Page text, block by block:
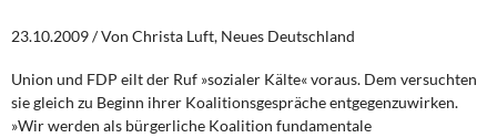
Steuer- und Finanzpolitik
23.10.2009 / Von Christa Luft, Neues Deutschland
Union und FDP eilt der Ruf »sozialer Kälte« voraus. Dem versuchten
sie gleich zu Beginn ihrer Koalitionsgespräche entgegenzuwirken.
»Wir werden als bürgerliche Koalition fundamentale